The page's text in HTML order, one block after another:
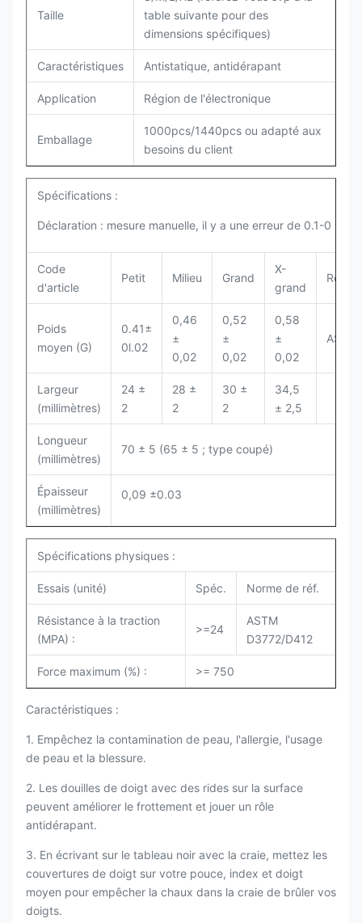
Taille
table suivante pour des
dimensions spécifiques)
Caractéristiques Antistatique, antidérapant
Application Région de l'électronique
Emballage
1000pcs/1440pcs ou adapté aux
besoins du client
Spécifications :
Déclaration : mesure manuelle, il y a une erreur de 0.1-0 3cm.
Code
d'article
Petit Milieu Grand
X-
grand
Poids
moyen (G)
0.41±
0l.02
0,46
±
0,02
0,52
±
0,02
0,58
±
0,02
ASTM
Largeur
(millimètres)
24 ±
2
28 ±
2
30 ±
2
34,5
± 2,5
Longueur
(millimètres)
70 ± 5 (65 ± 5 ; type coupé)
Épaisseur
(millimètres)
0,09 ±0.03
Spécifications physiques :
Essais (unité) Spéc. Norme de réf.
Résistance à la traction
(MPA) :
>=24
ASTM
D3772/D412
Force maximum (%) : >= 750
Caractéristiques :
1. Empêchez la contamination de peau, l'allergie, l'usage
de peau et la blessure.
2. Les douilles de doigt avec des rides sur la surface
peuvent améliorer le frottement et jouer un rôle
antidérapant.
3. En écrivant sur le tableau noir avec la craie, mettez les
couvertures de doigt sur votre pouce, index et doigt
moyen pour empêcher la chaux dans la craie de brûler vos
doigts.